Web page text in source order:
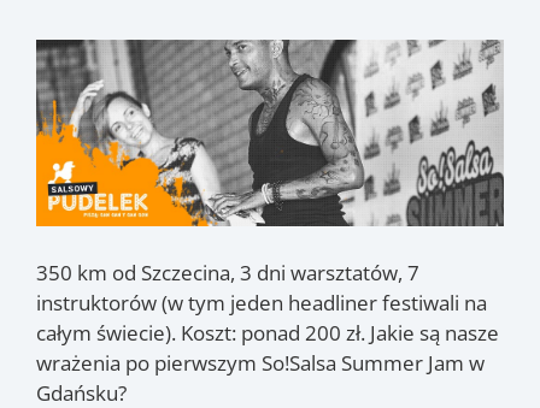
350 km od Szczecina, 3 dni warsztatów, 7
instruktorów (w tym jeden headliner festiwali na
całym świecie). Koszt: ponad 200 zł. Jakie są nasze
wrażenia po pierwszym So!Salsa Summer Jam w
Gdańsku?